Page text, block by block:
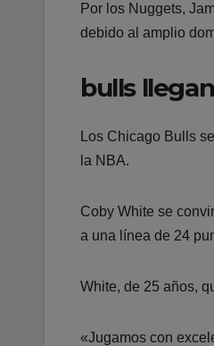
Por los Nuggets,
debido al amplio
bulls
Los Chicago Bulls
la NBA.
Coby White se
a una línea de 24
White, de 25 años,
«Jugamos con